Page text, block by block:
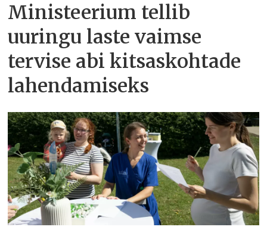
Ministeerium tellib
uuringu laste vaimse
tervise abi kitsaskohtade
lahendamiseks